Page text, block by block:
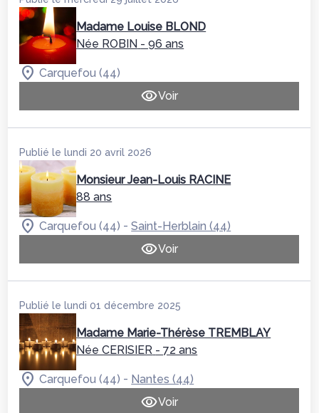
Madame Louise BLOND
Née ROBIN - 96 ans
Carquefou (44)
Voir
Publié le lundi 20 avril 2026
Monsieur Jean-Louis RACINE
88 ans
Carquefou (44) -Saint-Herblain (44)
Voir
Publié le lundi 01 décembre 2025
Madame Marie-Thérèse TREMBLAY
Née CERISIER - 72 ans
Carquefou (44) - Nantes (44)
Voir